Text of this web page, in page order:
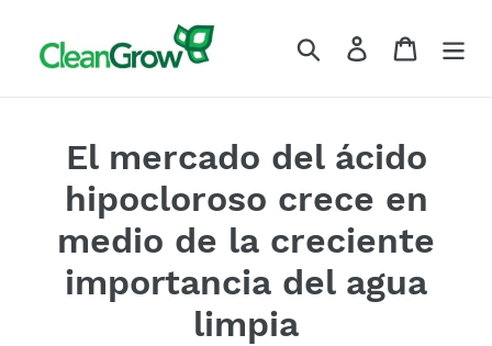
directamente
Buscar IngresarCarrito
El mercado del ácido
hipocloroso crece en
medio de la creciente
importancia del agua
limpia